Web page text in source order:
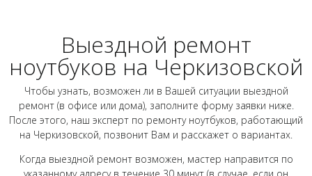
Выездной ремонт
ноутбуков на Черкизовской
Чтобы узнать, возможен ли в Вашей ситуации выездной
ремонт (в офисе или дома), заполните форму заявки ниже.
После этого, наш эксперт по ремонту ноутбуков, работающий
на Черкизовской, позвонит Вам и расскажет о вариантах.
Когда выездной ремонт возможен, мастер направится по